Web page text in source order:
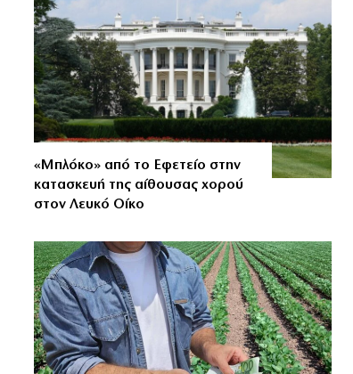
«Μπλόκο» από το Εφετείο στην
κατασκευή της αίθουσας χορού
στον Λευκό Οίκο